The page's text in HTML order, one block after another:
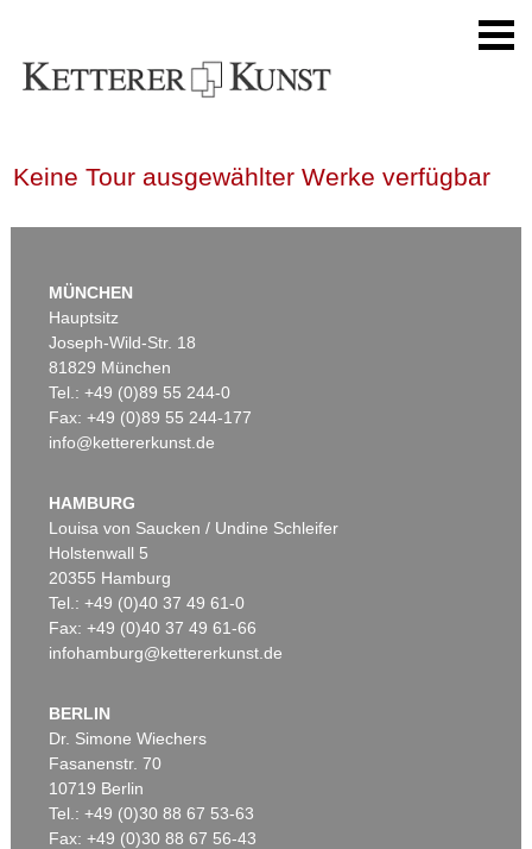
Keine Tour ausgewählter Werke verfügbar
MÜNCHEN
Hauptsitz
Joseph-Wild-Str. 18
81829 München
Tel.: +49 (0)89 55 244-0
Fax: +49 (0)89 55 244-177
info@kettererkunst.de
HAMBURG
Louisa von Saucken / Undine Schleifer
Holstenwall 5
20355 Hamburg
Tel.: +49 (0)40 37 49 61-0
Fax: +49 (0)40 37 49 61-66
infohamburg@kettererkunst.de
BERLIN
Dr. Simone Wiechers
Fasanenstr. 70
10719 Berlin
Tel.: +49 (0)30 88 67 53-63
Fax: +49 (0)30 88 67 56-43